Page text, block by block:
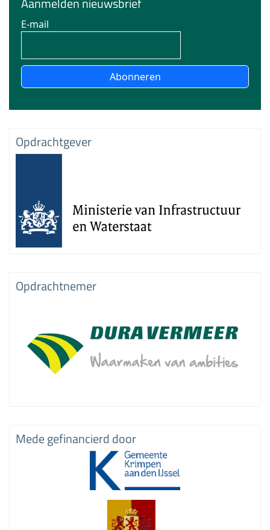
E-mail
Abonneren
Opdrachtgever
Opdrachtnemer
Mede gefinancierd door